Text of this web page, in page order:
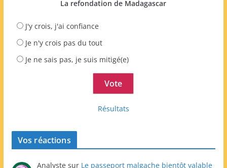
La refondation de Madagascar
J'y crois, j'ai confiance
Je n'y crois pas du tout
Je ne sais pas, je suis mitigé(e)
Résultats
Vos réactions
Analyste sur Le passeport malgache bientôt valable